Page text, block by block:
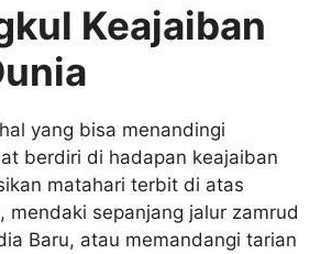
Keajaiban
yang bisa menandingi
berdiri di hadapan keajaiban
matahari terbit di atas
mendaki sepanjang jalur zamrud
Baru, atau memandangi tarian